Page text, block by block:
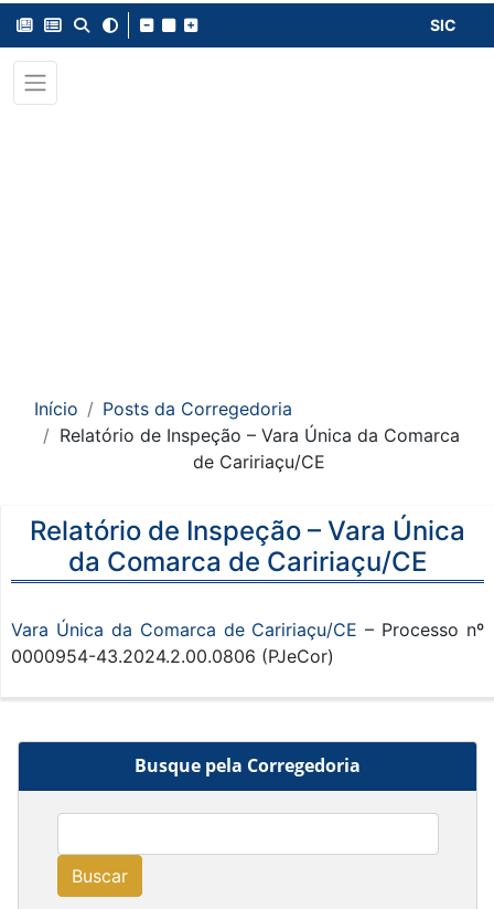
SIC
Início
Posts da Corregedoria
Relatório de Inspeção – Vara Única da Comarca
de Caririaçu/CE
Busque pela Corregedoria
Buscar
Relatório de Inspeção – Vara Única
da Comarca de Caririaçu/CE
Vara Única da Comarca de Caririaçu/CE – Processo nº
0000954-43.2024.2.00.0806 (PJeCor)